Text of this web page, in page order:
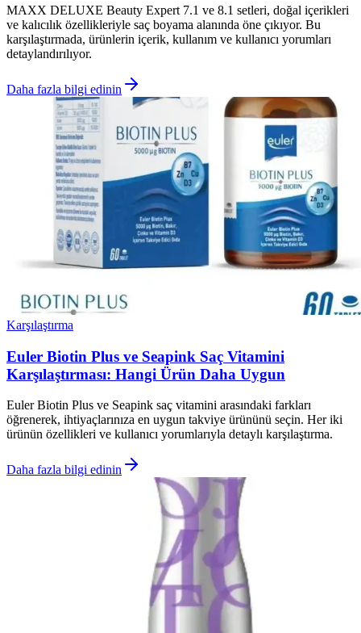
MAXX DELUXE Beauty Expert 7.1 ve 8.1 setleri, doğal içerikleri
ve kalıcılık özellikleriyle saç boyama alanında öne çıkıyor. Bu
karşılaştırmada, ürünlerin içerik, kullanım ve kullanıcı yorumları
detaylandırılıyor.
Daha fazla bilgi edinin
Karşılaştırma
Euler Biotin Plus ve Seapink Saç Vitamini
Karşılaştırması: Hangi Ürün Daha Uygun
Euler Biotin Plus ve Seapink saç vitamini arasındaki farkları
öğrenerek, ihtiyaçlarınıza en uygun takviye ürününü seçin. Her iki
ürünün özellikleri ve kullanıcı yorumlarıyla detaylı karşılaştırma.
Daha fazla bilgi edinin